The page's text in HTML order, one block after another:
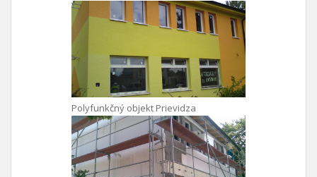
Polyfunkčný objekt Prievidza